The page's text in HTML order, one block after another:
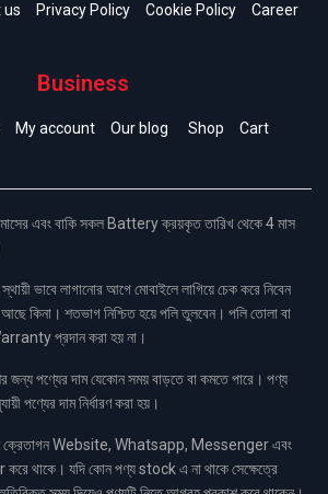
us Privacy Policy Cookie Policy Career
Business
My account Our blog Shop Cart
এবং বাকি সকল Battery ক্রয়কৃত তারিখ থেকে 4 মাস
ভাবে লাগানোর আগে মোবাইলে লাগিয়ে চেক করে নিবেন
কিনা। শতভাগ নিশ্চিত হয়ে পলি তুলবেন। পলি তোলা বা
প্রদান করা হয় না।
জন্য পণ্যের দাম যেকোন সময় বাড়তে বা কমতে পারে। পণ্য
পণ্যের দাম নির্ধারণ করা হয়।
ক্রেতাগন Website, Whatsapp, Messenger এবং
থাকে। যদি কোন পণ্য stock এ না থাকে সেক্ষেত্রে